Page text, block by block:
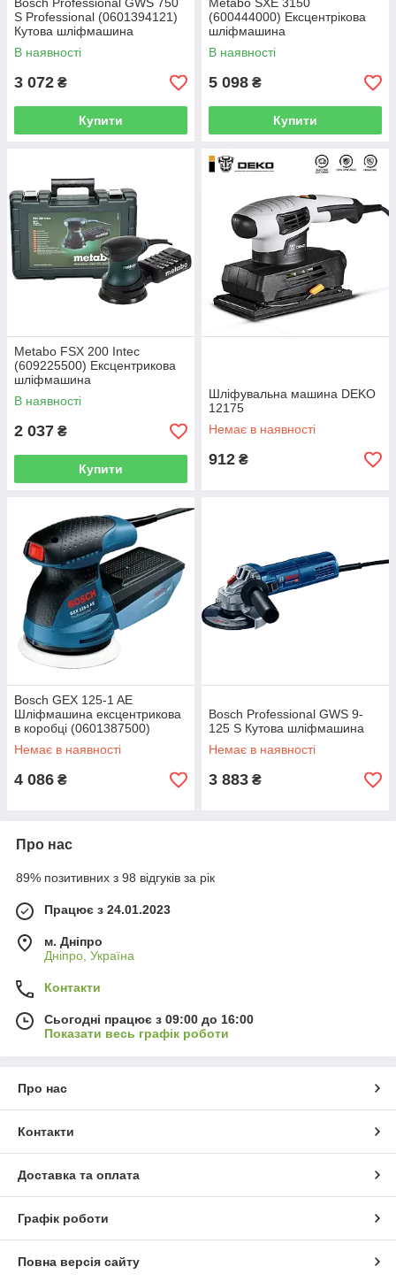
S Professional (0601394121)
Кутова шліфмашина
В наявності
3 072 ₴
Купити
(600444000) Ексцентрікова
шліфмашина
В наявності
5 098 ₴
Купити
Metabo FSX 200 Intec
(609225500) Ексцентрикова
шліфмашина
В наявності
2 037 ₴
Купити
Шліфувальна машина DEKO
12175
Немає в наявності
912 ₴
Bosch GEX 125-1 AE
Шліфмашина ексцентрикова
в коробці (0601387500)
Немає в наявності
4 086 ₴
Bosch Professional GWS 9-
125 S Кутова шліфмашина
Немає в наявності
3 883 ₴
Про нас
89% позитивних з 98 відгуків за рік
Працює з 24.01.2023
м. Дніпро
Дніпро, Україна
Контакти
Сьогодні працює з 09:00 до 16:00
Показати весь графік роботи
Про нас
Контакти
Доставка та оплата
Графік роботи
Повна версія сайту